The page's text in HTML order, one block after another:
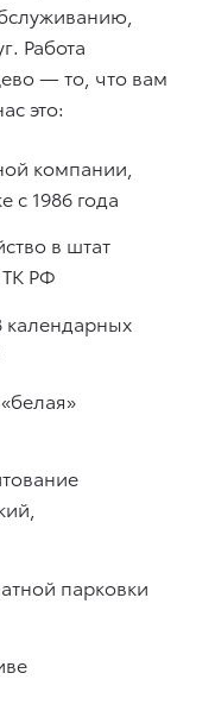
Работа
— то, что вам
это:
компании,
с 1986 года
в штат
ТК РФ
календарных
парковки